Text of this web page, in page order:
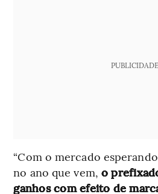
PUBLICIDADE
“Com o mercado
no ano que vem, o
ganhos com efeito de